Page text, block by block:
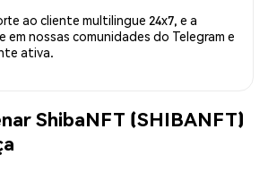
ao cliente multilingue 24x7, e a
em nossas comunidades do Telegram e
ativa.
ShibaNFT (SHIBANFT)